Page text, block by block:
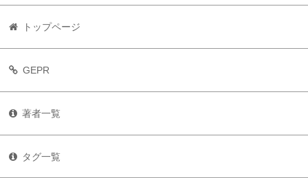
トップページ
GEPR
著者一覧
タグ一覧